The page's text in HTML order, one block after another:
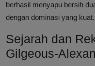
berhasil menyapu bersih
dengan dominasi yang kuat.
Sejarah dan
Gilgeous-